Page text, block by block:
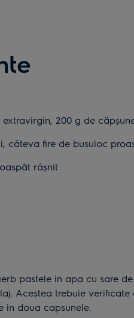
200 g de
câteva fire de busuioc
râşnit
Acestea trebuie
in doua capsunele.